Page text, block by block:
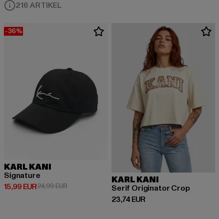
216 ARTIKEL
-36%
KARL KANI
Signature
15,99 EUR
Derzeitiger Preis: 15,99 EUR
24,99 EURAktionspreis: 24,99 EUR
KARL KANI
Serif Originator Crop
23,74 EUR
Derzeitiger Preis: 23,74 EUR